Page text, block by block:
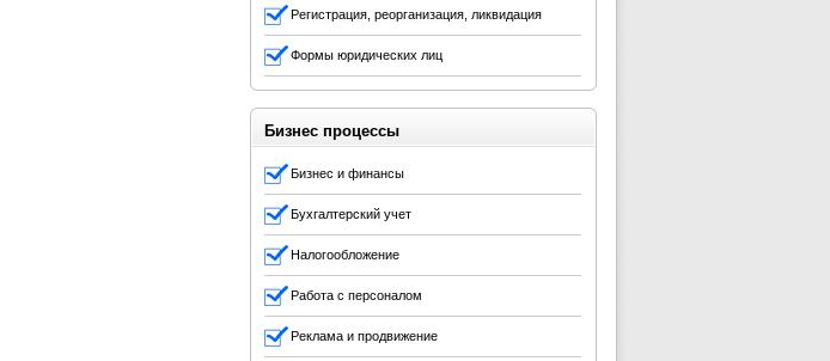
Регистрация, реорганизация, ликвидация
Формы юридических лиц
Бизнес процессы
Бизнес и финансы
Бухгалтерский учет
Налогообложение
Работа с персоналом
Реклама и продвижение